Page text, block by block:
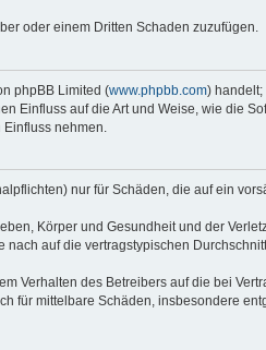
oder einem Dritten Schaden zuzufügen.
phpBB Limited (www.phpbb.com) handelt;
Einfluss auf die Art und Weise, wie die
nehmen.
nur für Schäden, die auf ein
Körper und Gesundheit und der
auf die vertragstypischen
Verhalten des Betreibers auf die bei
für mittelbare Schäden, insbesondere